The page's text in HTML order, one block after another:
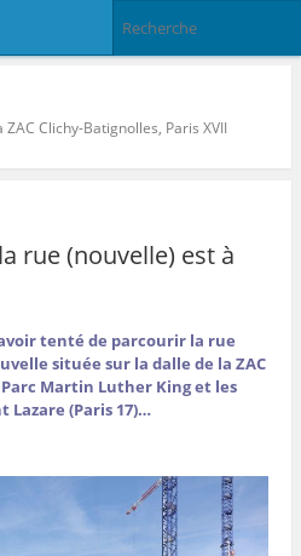
Clichy-Batignolles, Paris XVII
rue (nouvelle) est à
tenté de parcourir la rue
située sur la dalle de la ZAC
Martin Luther King et les
Lazare (Paris 17)…